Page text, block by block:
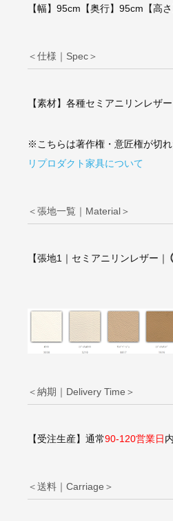
【幅】95cm【奥行】95cm【高
＜仕様｜Spec＞
【素材】各種セミアニリンレザ
※こちらは著作権・意匠権が切
リプロダクト家具について
＜張地一覧｜Material＞
【張地1｜セミアニリンレザー｜
＜納期｜Delivery Time＞
【受注生産】通常90-120営業日
＜送料｜Carriage＞